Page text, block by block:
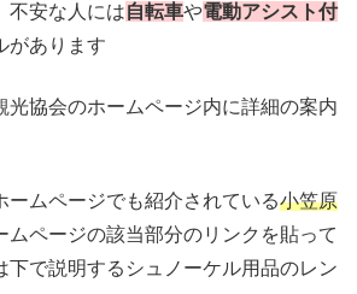
不安な人には自転車や電動アシスト付
があります
光協会のホームページ内に詳細の案内
ームページでも紹介されている小笠原
ムページの該当部分のリンクを貼って
下で説明するシュノーケル用品のレン